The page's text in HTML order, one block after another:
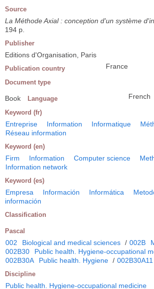
Source
La Méthode Axial : conception d'un système
194 p.
Publisher
Editions d'Organisation, Paris
Publication country France
Document type
Book Language French
Keyword (fr)
Entreprise Information Informatique
Réseau information
Keyword (en)
Firm Information Computer science
Information network
Keyword (es)
Empresa Información Informática
información
Classification
Pascal
002 Biological and medical sciences / 002B
002B30
Public health. Hygiene-occupational
002B30A
Public health. Hygiene / 002B30A11
Discipline
Public health. Hygiene-occupational medicine